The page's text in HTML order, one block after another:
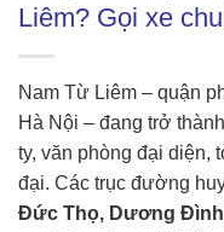
Liêm? Gọi xe
Nam Từ Liêm – quận
Hà Nội – đang trở
ty, văn phòng đại diện,
đại. Các trục đường
Đức Thọ, Dương Đình